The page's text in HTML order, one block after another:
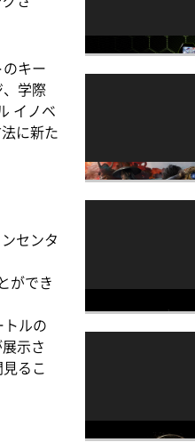
キー
、学際
イノベ
に新た
センタ
ができ
トルの
示さ
るこ